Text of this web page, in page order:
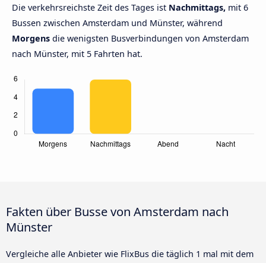
Die verkehrsreichste Zeit des Tages ist Nachmittags, mit 6
Bussen zwischen Amsterdam und Münster, während
Morgens die wenigsten Busverbindungen von Amsterdam
nach Münster, mit 5 Fahrten hat.
Fakten über Busse von Amsterdam nach
Münster
Vergleiche alle Anbieter wie FlixBus die täglich 1 mal mit dem